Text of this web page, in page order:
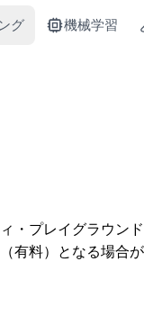
グ 機械学習
・プレイグラウン
有料）となる場合